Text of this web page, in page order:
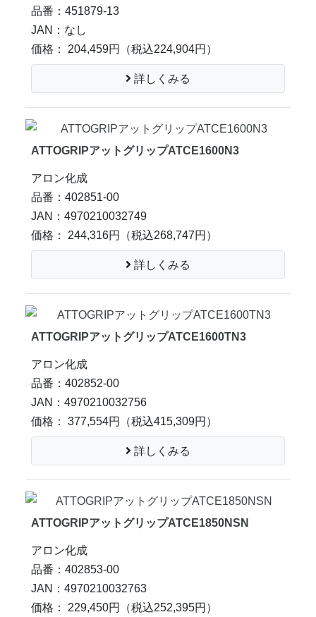
品番：451879-13
JAN：なし
価格： 204,459円
（税込224,904円）
詳しくみる
ATTOGRIPアットグリップATCE1600N3
アロン化成
品番：402851-00
JAN：4970210032749
価格： 244,316円
（税込268,747円）
詳しくみる
ATTOGRIPアットグリップATCE1600TN3
アロン化成
品番：402852-00
JAN：4970210032756
価格： 377,554円
（税込415,309円）
詳しくみる
ATTOGRIPアットグリップATCE1850NSN
アロン化成
品番：402853-00
JAN：4970210032763
価格： 229,450円
（税込252,395円）